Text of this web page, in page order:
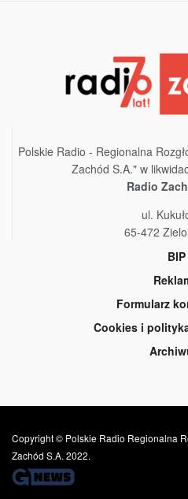
Polskie Radio - Regionalna
Zachód S.A." w
Radio
ul.
65-472
BIP
Formularz
Cookies i
Copyright © Polskie Radio Regionalna
Zachód S.A. 2022.